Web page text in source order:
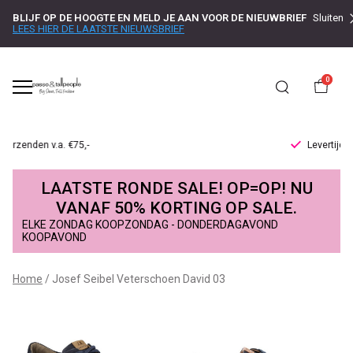
BLIJF OP DE HOOGTE EN MELD JE AAN VOOR DE NIEUWBRIEF
LEES HIER DE LAATSTE NIEUWSBRIEF
Sluiten
0
Josef
Seibel
Veterschoen
David
LAATSTE RONDE SALE! OP=OP! NU
VANAF 50% KORTING OP SALE.
ELKE ZONDAG KOOPZONDAG - DONDERDAGAVOND
KOOPAVOND
Home Josef Seibel Veterschoen David 03